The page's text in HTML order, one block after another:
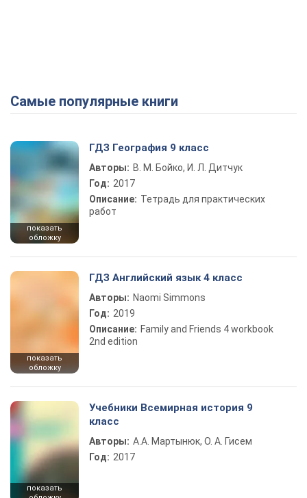
Самые популярные книги
показать
обложку
ГДЗ География 9 класс
Авторы: В. М. Бойко, И. Л. Дитчук
Год: 2017
Описание: Тетрадь для практических
работ
показать
обложку
ГДЗ Английский язык 4 класс
Авторы: Naomi Simmons
Год: 2019
Описание: Family and Friends 4 workbook
2nd edition
показать
Учебники Всемирная история 9
класс
Авторы: А.А. Мартынюк, О. А. Гисем
Год: 2017